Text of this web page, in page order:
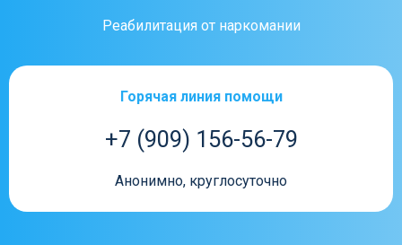
Реабилитация от наркомании
Горячая линия помощи
+7 (909) 156-56-79
Анонимно, круглосуточно